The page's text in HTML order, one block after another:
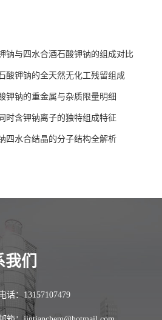
钠与四水合酒石酸钾钠的组成对比
酸钾钠的全天然无化工残留组成
钾钠的重金属与杂质限量明细
时含钾钠离子的独特组成特征
四水合结晶的分子结构全解析
我们
话：13157107479